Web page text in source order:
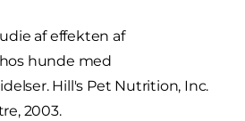
af effekten af
hunde med
Hill's Pet Nutrition, Inc.
2003.